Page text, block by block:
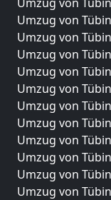
Umzug von
Umzug von
Umzug von
Umzug von
Umzug von
Umzug von
Umzug von
Umzug von
Umzug von
Umzug von
Umzug von